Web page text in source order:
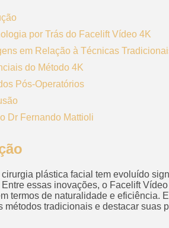
por Trás do Facelift Vídeo 4K
em Relação à Técnicas
do Método 4K
Pós-Operatórios
Dr Fernando Mattioli
plástica facial tem evoluído
essas inovações, o Facelift
termos de naturalidade e eficiência.
métodos tradicionais e destacar suas